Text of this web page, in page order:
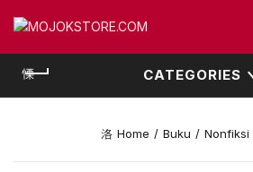
CATEGORIES
Home Buku Nonfiksi